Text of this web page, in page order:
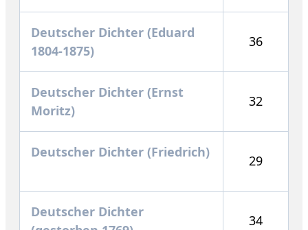
Deutscher Dichter (Eduard
1804-1875)
36
Deutscher Dichter (Ernst
Moritz)
32
Deutscher Dichter (Friedrich)
29
Deutscher Dichter
34